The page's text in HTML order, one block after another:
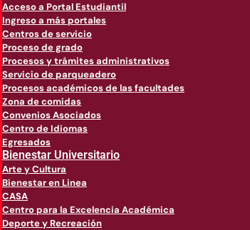
Acceso a Portal Estudiantil
Ingreso a más portales
Centros de servicio
Proceso de grado
Procesos y trámites administrativos
Servicio de parqueadero
Procesos académicos de las facultades
Zona de comidas
Convenios Asociados
Centro de Idiomas
Egresados
Bienestar Universitario
Arte y Cultura
Bienestar en Linea
CASA
Centro para la Excelencia Académica
Deporte y Recreación